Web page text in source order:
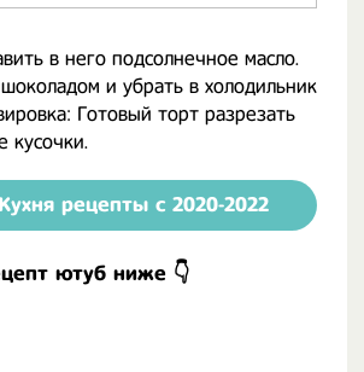
в него подсолнечное масло.
шоколадом и убрать в холодильник
Готовый торт разрезать
кусочки.
рецепты с 2020-2022
ютуб ниже 👇